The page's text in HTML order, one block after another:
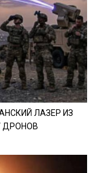
ЛАЗЕР ИЗ
ДРОНОВ